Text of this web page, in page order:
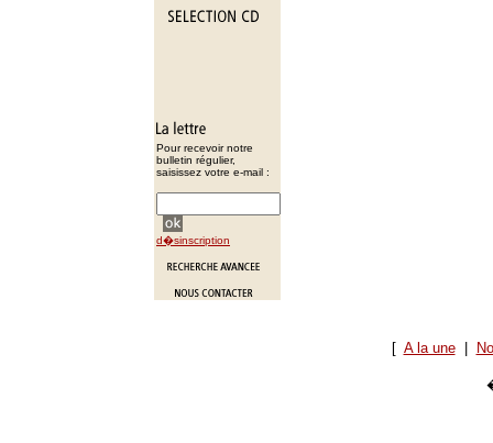
Pour recevoir notre
bulletin régulier,
saisissez votre e-mail :
d�sinscription
[ A la une|